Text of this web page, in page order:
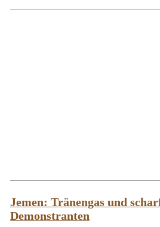
Jemen: Tränengas und
Demonstranten